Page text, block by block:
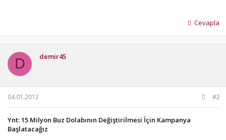
Cevapla
D demir45
04.01.2012 #2
Ynt: 15 Milyon Buz Dolabının Değiştirilmesi İçin Kampanya
Başlatacağız